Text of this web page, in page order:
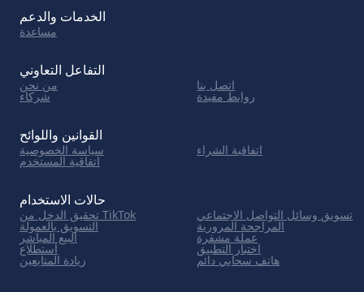
الخدمات والدعم
مساعدة
التفاعل التعاوني
من نحن اتصل بنا
شركاء روابط مفيدة
القوانين واللوائح
سياسة الخصوصية اتفاقية الشراء
اتفاقية المستخدم
حالات الاستخدام
تحقيق الدخل من TikTok تسويق وسائل التواصل الاجتماعي
التسويق بالعمولة المراجحة المرورية
البيع المباشر عملة مشفرة
استطلاع اختبار التطبيق
زيادة المتابعين هاتف سحابي دائم